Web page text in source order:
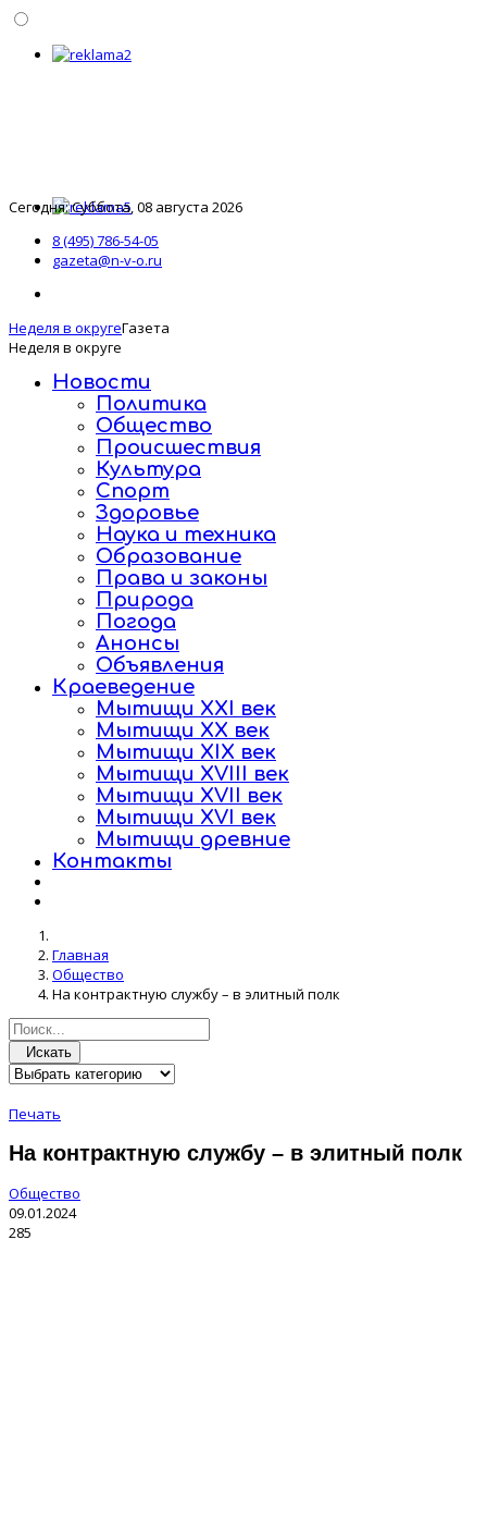
Сегодня: Суббота, 08 августа 2026
8 (495) 786-54-05
gazeta@n-v-o.ru
Неделя в округеГазета
Неделя в округе
Новости
Политика
Общество
Происшествия
Культура
Спорт
Здоровье
Наука и техника
Образование
Права и законы
Природа
Погода
Анонсы
Объявления
Краеведение
Мытищи XXI век
Мытищи XX век
Мытищи XIX век
Мытищи XVIII век
Мытищи XVII век
Мытищи XVI век
Мытищи древние
Контакты
Главная
Общество
На контрактную службу – в элитный полк
Искать
Печать
На контрактную службу – в элитный полк
Общество
09.01.2024
285